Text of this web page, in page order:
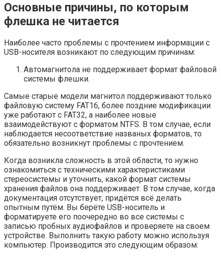
Основные причины, по которым
флешка не читается
Наиболее часто проблемы с прочтением информации с
USB-носителя возникают по следующим причинам:
Автомагнитола не поддерживает формат файловой
системы флешки.
Самые старые модели магнитол поддерживают только
файловую систему FAT16, более поздние модификации
уже работают с FAT32, а наиболее новые
взаимодействуют с форматом NTFS. В том случае, если
наблюдается несоответствие названых форматов, то
обязательно возникнут проблемы с прочтением.
Когда возникла сложность в этой области, то нужно
ознакомиться с техническими характеристиками
стереосистемы и уточнить, какой формат системы
хранения файлов она поддерживает. В том случае, когда
документация отсутствует, придётся всё делать
опытным путём. Вы берёте USB-носитель и
форматируете его поочередно во все системы с
записью пробных аудиофайлов и проверяете на своем
устройстве. Выполнить такую работу можно используя
компьютер. Производится это следующим образом: